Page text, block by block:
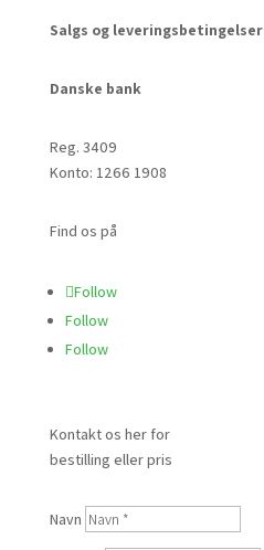
Salgs og leveringsbetingelser
Danske bank
Reg. 3409
Konto: 1266 1908
Find os på
Follow
Follow
Follow
Kontakt os her for
bestilling eller pris
Navn